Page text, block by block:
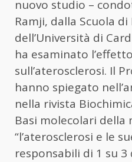
nuovo studio –
Ramji, dalla Scuola di
dell’Università di
ha esaminato
sull’aterosclerosi. Il
hanno spiegato
nella rivista
Basi molecolari della
“l’aterosclerosi e le
responsabili di 1 su 3